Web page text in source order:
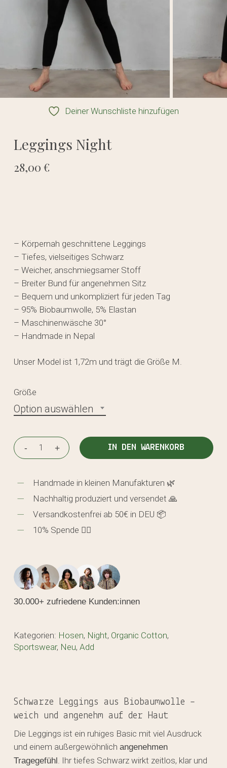
Deiner Wunschliste hinzufügen
Leggings Night
28,00 €
– Körpernah geschnittene Leggings
– Tiefes, vielseitiges Schwarz
– Weicher, anschmiegsamer Stoff
– Breiter Bund für angenehmen Sitz
– Bequem und unkompliziert für jeden Tag
– 95% Biobaumwolle, 5% Elastan
– Maschinenwäsche 30°
– Handmade in Nepal
Unser Model ist 1,72m und trägt die Größe M.
Größe
Option auswählen
IN DEN WARENKORB
Handmade in kleinen Manufakturen 🌿
Nachhaltig produziert und versendet 🙏
Versandkostenfrei ab 50€ in DEU 📦
10% Spende 🖐🏼
30.000+ zufriedene Kunden:innen
Kategorien: Hosen, Night, Organic Cotton,
Sportswear, Neu, Add
Schwarze Leggings aus Biobaumwolle –
weich und angenehm auf der Haut
Die Leggings ist ein ruhiges Basic mit viel Ausdruck
und einem außergewöhnlich angenehmen
Tragegefühl . Ihr tiefes Schwarz wirkt zeitlos, klar und